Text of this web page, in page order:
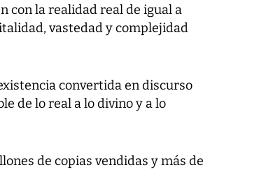
con la realidad real de igual a
vastedad y complejidad
convertida en discurso
de lo real a lo divino y a lo
de copias vendidas y más de